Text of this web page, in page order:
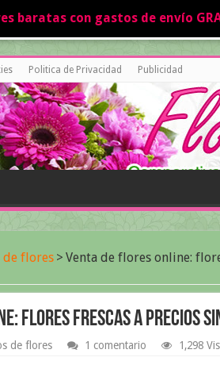
Politica de Privacidad Publicidad
de flores > Venta de flores online:
flores frescas a precios
de flores 1 comentario 1,298
baratas con gastos de envío